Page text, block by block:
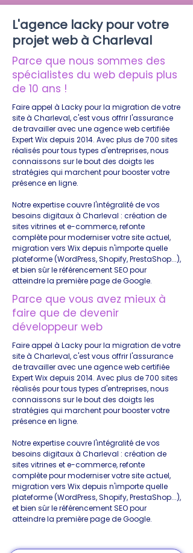
L'agence lacky pour votre
projet web à Charleval
Parce que nous sommes des
spécialistes du web depuis plus
de 10 ans !
Faire appel à Lacky pour la migration de votre
site à Charleval, c'est vous offrir l'assurance
de travailler avec une agence web certifiée
Expert Wix depuis 2014. Avec plus de 700 sites
réalisés pour tous types d'entreprises, nous
connaissons sur le bout des doigts les
stratégies qui marchent pour booster votre
présence en ligne.
Notre expertise couvre l'intégralité de vos
besoins digitaux à Charleval : création de
sites vitrines et e-commerce, refonte
complète pour moderniser votre site actuel,
migration vers Wix depuis n'importe quelle
plateforme (WordPress, Shopify, PrestaShop...),
et bien sûr le référencement SEO pour
atteindre la première page de Google.
Parce que vous avez mieux à
faire que de devenir
développeur web
Faire appel à Lacky pour la migration de votre
site à Charleval, c'est vous offrir l'assurance
de travailler avec une agence web certifiée
Expert Wix depuis 2014. Avec plus de 700 sites
réalisés pour tous types d'entreprises, nous
connaissons sur le bout des doigts les
stratégies qui marchent pour booster votre
présence en ligne.
Notre expertise couvre l'intégralité de vos
besoins digitaux à Charleval : création de
sites vitrines et e-commerce, refonte
complète pour moderniser votre site actuel,
migration vers Wix depuis n'importe quelle
plateforme (WordPress, Shopify, PrestaShop...),
et bien sûr le référencement SEO pour
atteindre la première page de Google.